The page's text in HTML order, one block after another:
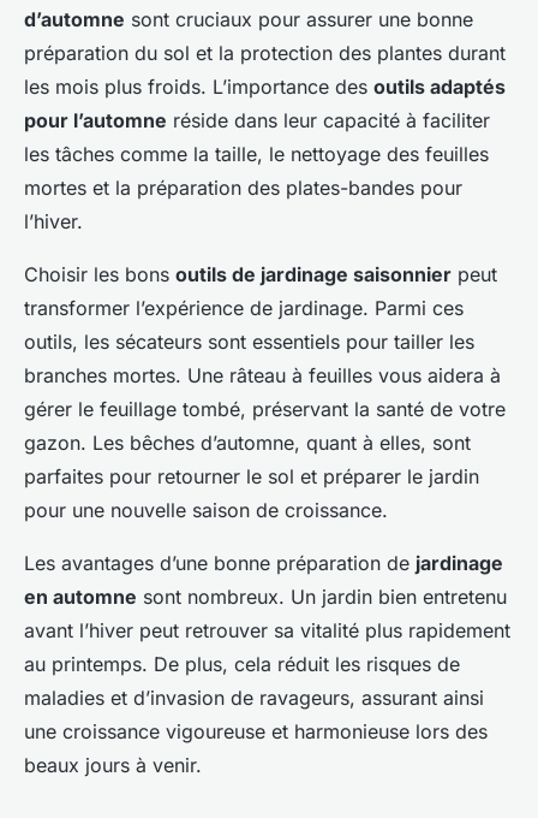
d’automne sont cruciaux pour assurer une bonne
préparation du sol et la protection des plantes durant
les mois plus froids. L’importance des outils adaptés
pour l’automne réside dans leur capacité à faciliter
les tâches comme la taille, le nettoyage des feuilles
mortes et la préparation des plates-bandes pour
l’hiver.
Choisir les bons outils de jardinage saisonnier peut
transformer l’expérience de jardinage. Parmi ces
outils, les sécateurs sont essentiels pour tailler les
branches mortes. Une râteau à feuilles vous aidera à
gérer le feuillage tombé, préservant la santé de votre
gazon. Les bêches d’automne, quant à elles, sont
parfaites pour retourner le sol et préparer le jardin
pour une nouvelle saison de croissance.
Les avantages d’une bonne préparation de jardinage
en automne sont nombreux. Un jardin bien entretenu
avant l’hiver peut retrouver sa vitalité plus rapidement
au printemps. De plus, cela réduit les risques de
maladies et d’invasion de ravageurs, assurant ainsi
une croissance vigoureuse et harmonieuse lors des
beaux jours à venir.